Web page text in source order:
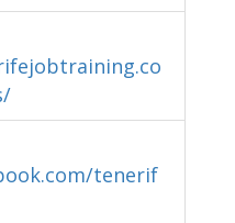
tenerif